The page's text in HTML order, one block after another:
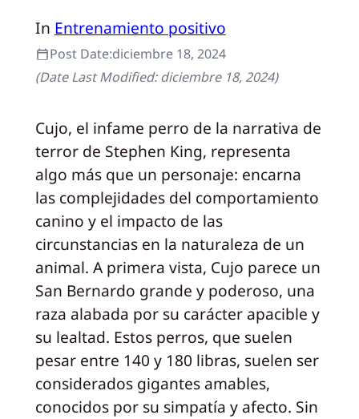
In Entrenamiento positivo
Post Date:diciembre 18, 2024
(Date Last Modified:diciembre 18, 2024)
Cujo, el infame perro de la narrativa de
terror de Stephen King, representa
algo más que un personaje: encarna
las complejidades del comportamiento
canino y el impacto de las
circunstancias en la naturaleza de un
animal. A primera vista, Cujo parece un
San Bernardo grande y poderoso, una
raza alabada por su carácter apacible y
su lealtad. Estos perros, que suelen
pesar entre 140 y 180 libras, suelen ser
considerados gigantes amables,
conocidos por su simpatía y afecto. Sin